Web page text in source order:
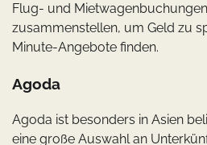
Flug- und
zusammenstellen, um Geld zu
Minute-Angebote finden.
Agoda
Agoda ist besonders in Asien
eine große Auswahl an